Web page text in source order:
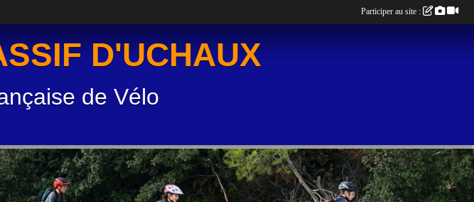
D'UCHAUX
de Vélo
Participer au site :